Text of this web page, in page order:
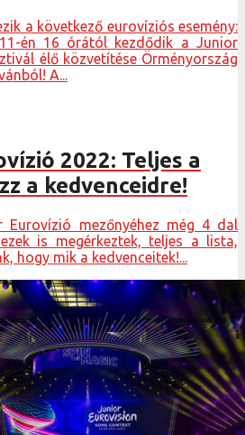
a következő eurovíziós esemény:
én 16 órától kezdődik a Junior
élő közvetítése Örményország
A...
2022: Teljes a
a kedvenceidre!
Eurovízió mezőnyéhez még 4 dal
is megérkeztek, teljes a lista,
hogy mik a kedvenceitek!...